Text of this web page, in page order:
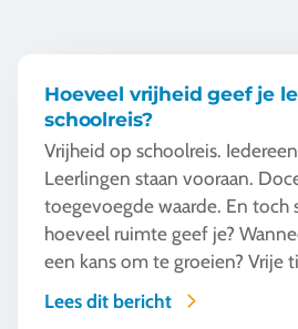
Hoeveel vrijheid geef je
schoolreis?
Vrijheid op schoolreis.
Leerlingen staan vooraan.
toegevoegde waarde. En toch
hoeveel ruimte geef je?
een kans om te groeien? Vrije tijd vult zich
razendsnel vanzelf.
Gezellig. Waar zit dan de echte
Lees dit bericht